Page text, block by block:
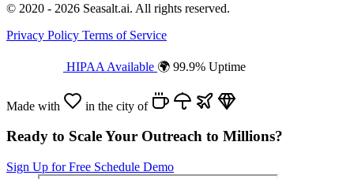
© 2020 - 2026 Seasalt.ai. All rights reserved.
Privacy Policy Terms of Service
HIPAA Available 🌍 99.9% Uptime
Made with in the city of
Ready to Scale Your Outreach to Millions?
Sign Up for Free Schedule Demo